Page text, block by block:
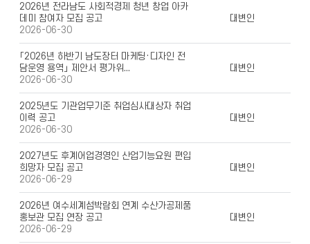
2026년 전라남도 사회적경제 청년 창업 아카
데미 참여자 모집 공고
2026-06-30
대변인
「2026년 하반기 남도장터 마케팅·디자인 전
담운영 용역」 제안서 평가위...
2026-06-30
대변인
2025년도 기관업무기준 취업심사대상자 취업
이력 공고
2026-06-30
대변인
2027년도 후계어업경영인 산업기능요원 편입
희망자 모집 공고
2026-06-29
대변인
2026년 여수세계섬박람회 연계 수산가공제품
홍보관 모집 연장 공고
2026-06-29
대변인